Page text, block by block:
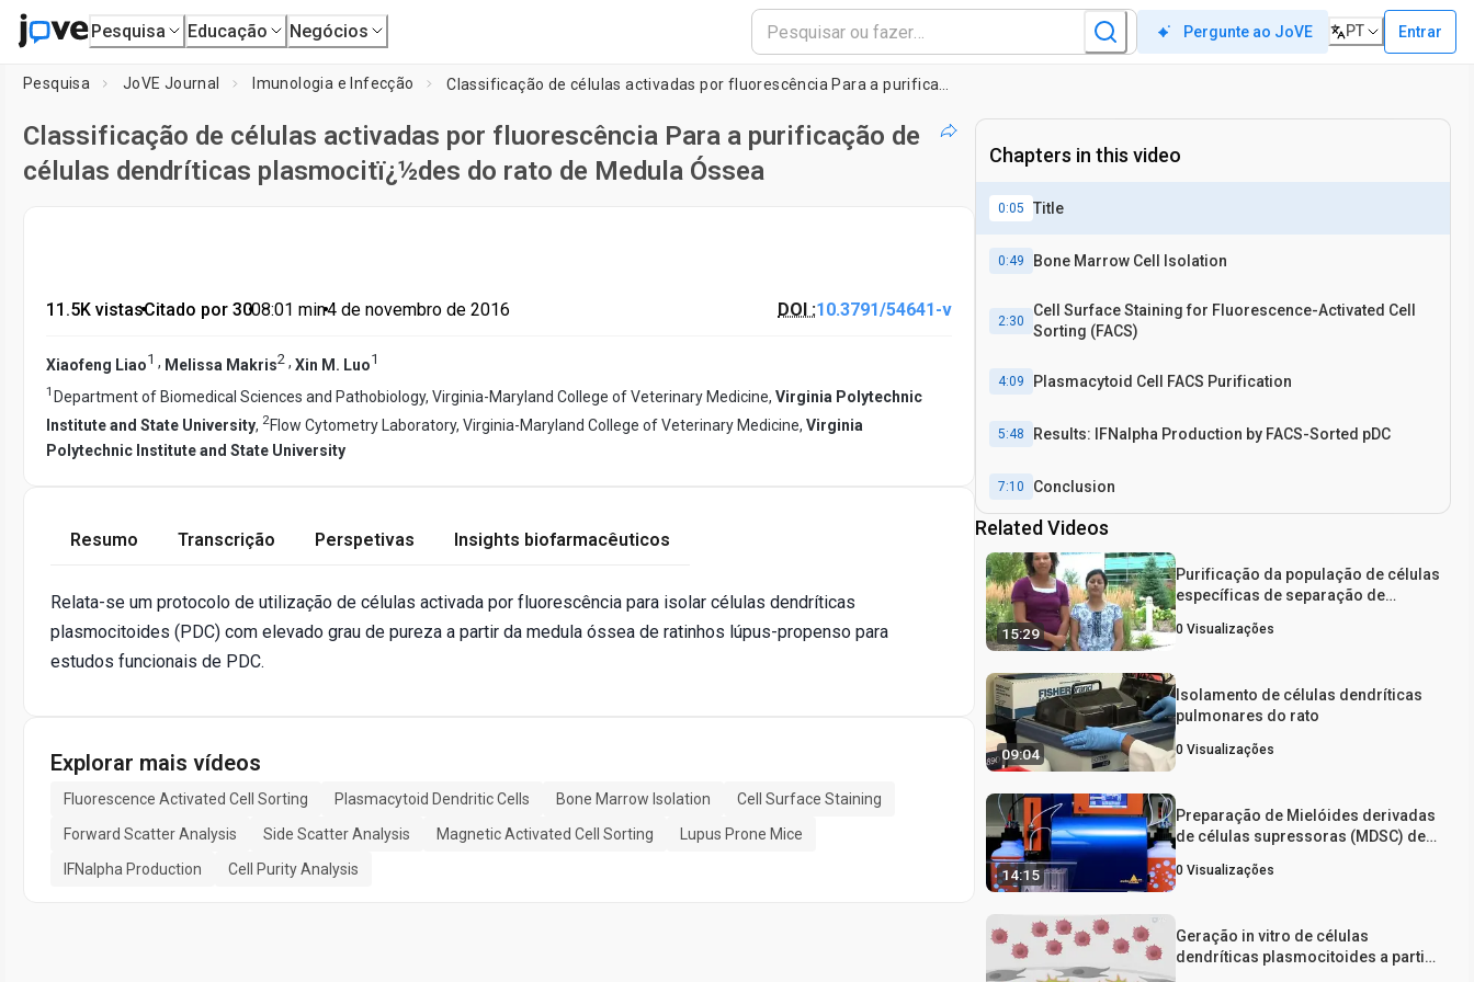
Pesquisa Educação Negócios Pergunte ao JoVE PT Entrar
Pesquisa JoVE Journal Imunologia e Infecção
Classificação de células activadas por fluorescência Para a purificação de
células dendríticas plasmocitï¿½des do rato de Medula Óssea
11.5K vistas•Citado por 30•08:01 min•4 de novembro de 2016 DOI :10.3791/54641-v
Xiaofeng Liao1 , Melissa Makris2 , Xin M. Luo1
1 Department of Biomedical Sciences and Pathobiology, Virginia-Maryland College of Veterinary Medicine, Virginia Polytechnic
Institute and State University, 2Flow Cytometry Laboratory, Virginia-Maryland College of Veterinary Medicine, Virginia
Polytechnic Institute and State University
Resumo Transcrição Perspetivas Insights biofarmacêuticos
Relata-se um protocolo de utilização de células activada por fluorescência para isolar células dendríticas
plasmocitoides (PDC) com elevado grau de pureza a partir da medula óssea de ratinhos lúpus-propenso para
estudos funcionais de PDC.
Explorar mais vídeos
Fluorescence Activated Cell Sorting Plasmacytoid Dendritic Cells Bone Marrow Isolation
Cell Surface Staining
Forward Scatter Analysis
Side Scatter Analysis Magnetic Activated Cell Sorting
Lupus Prone Mice
IFNalpha Production
Cell Purity Analysis
Chapters in this video
0:05 Title
0:49 Bone Marrow Cell Isolation
2:30
Cell Surface Staining for Fluorescence-Activated Cell
Sorting (FACS)
4:09 Plasmacytoid Cell FACS Purification
5:48 Results: IFNalpha Production by FACS-Sorted pDC
7:10 Conclusion
Related Videos
15:29
Purificação da população de células
específicas de separação de
(FACS)
0 Visualizações
09:04
Isolamento de células dendríticas
pulmonares do rato
0 Visualizações
14:15
Preparação de Mielóides derivadas
de células supressoras (MDSC) de
rolamento Ratos utilizando
ativado (AutoMACS)
0 Visualizações
Geração in vitro de células
dendríticas plasmocitoides a partir